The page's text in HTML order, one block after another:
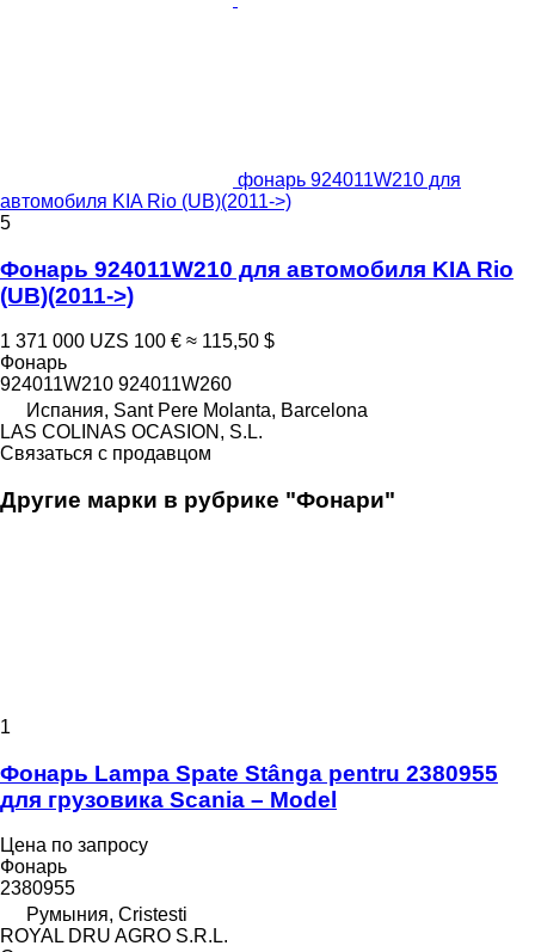
фонарь 924011W210 для
автомобиля KIA Rio (UB)(2011->)
5
Фонарь 924011W210 для автомобиля KIA Rio
(UB)(2011->)
1 371 000 UZS 100 € ≈ 115,50 $
Фонарь
924011W210 924011W260
Испания, Sant Pere Molanta, Barcelona
LAS COLINAS OCASION, S.L.
Связаться с продавцом
Другие марки в рубрике "Фонари"
1
Фонарь Lampa Spate Stânga pentru 2380955
для грузовика Scania – Model
Цена по запросу
Фонарь
2380955
Румыния, Cristesti
ROYAL DRU AGRO S.R.L.